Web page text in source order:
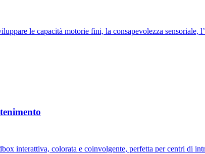
le capacità motorie fini, la consapevolezza sensoriale,
interattiva, colorata e coinvolgente, perfetta per centri di